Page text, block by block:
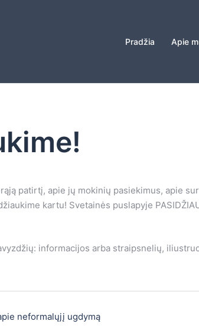
Pradžia Apie
patirtį, apie jų mokinių pasiekimus, apie
kartu! Svetainės puslapyje
informacijos arba straipsnelių,
neformalųjį ugdymą